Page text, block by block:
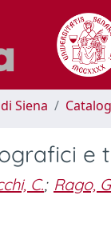
Siena
e
C.; Rago,